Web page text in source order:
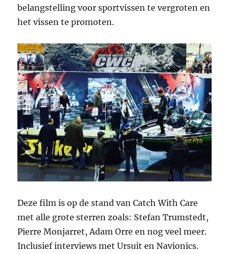
belangstelling voor sportvissen te vergroten en
het vissen te promoten.
Deze film is op de stand van Catch With Care
met alle grote sterren zoals: Stefan Trumstedt,
Pierre Monjarret, Adam Orre en nog veel meer.
Inclusief interviews met Ursuit en Navionics.